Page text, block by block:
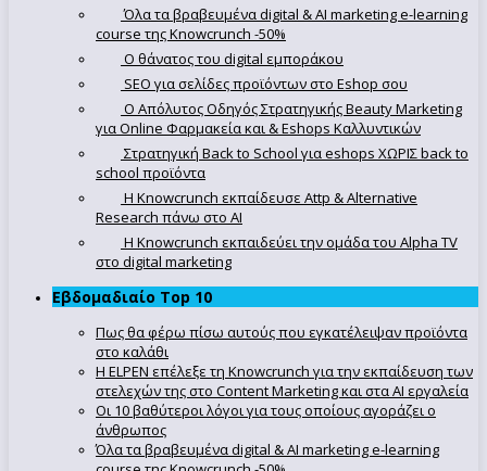
Όλα τα βραβευμένα digital & AI marketing e-learning
course της Knowcrunch -50%
Ο θάνατος του digital εμποράκου
SEO για σελίδες προϊόντων στο Eshop σου
Ο Απόλυτoς Οδηγός Στρατηγικής Beauty Marketing
για Online Φαρμακεία και & Eshops Καλλυντικών
Στρατηγική Back to School για eshops ΧΩΡΙΣ back to
school προϊόντα
Η Knowcrunch εκπαίδευσε Attp & Alternative
Research πάνω στο ΑΙ
Η Knowcrunch εκπαιδεύει την ομάδα του Alpha TV
στο digital marketing
Εβδομαδιαίο Top 10
Πως θα φέρω πίσω αυτούς που εγκατέλειψαν προϊόντα
στο καλάθι
Η ELPEN επέλεξε τη Knowcrunch για την εκπαίδευση των
στελεχών της στο Content Marketing και στα AI εργαλεία
Οι 10 βαθύτεροι λόγοι για τους οποίους αγοράζει ο
άνθρωπος
Όλα τα βραβευμένα digital & AI marketing e-learning